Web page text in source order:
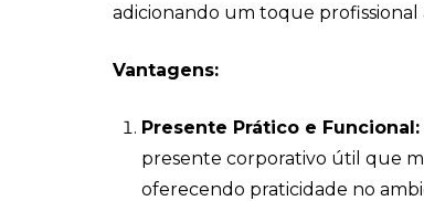
adicionando um toque
Vantagens:
Presente Prático e Funcional:
presente corporativo útil que
oferecendo praticidade no